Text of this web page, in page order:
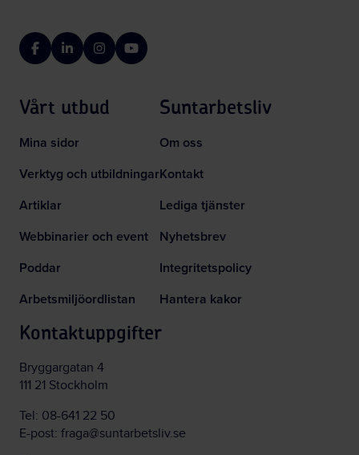
FacebookLinkedInInstagramYouTube
Vårt utbud
Mina sidor
Verktyg och utbildningar
Artiklar
Webbinarier och event
Poddar
Arbetsmiljöordlistan
Suntarbetsliv
Om oss
Kontakt
Lediga tjänster
Nyhetsbrev
Integritetspolicy
Hantera kakor
Kontaktuppgifter
Bryggargatan 4
111 21 Stockholm
Tel: 08-641 22 50
E-post: fraga@suntarbetsliv.se